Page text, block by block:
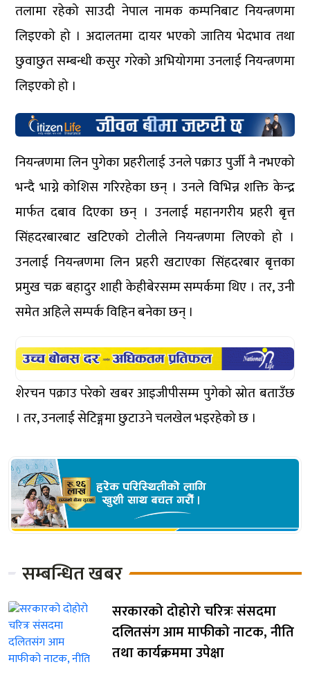
तलामा रहेको साउदी नेपाल नामक कम्पनिबाट नियन्त्रणमा
लिइएको हो । अदालतमा दायर भएको जातिय भेदभाव तथा
छुवाछुत सम्बन्धी कसुर गरेको अभियोगमा उनलाई नियन्त्रणमा
लिइएको हो ।
नियन्त्रणमा लिन पुगेका प्रहरीलाई उनले पक्राउ पुर्जी नै नभएको
भन्दै भाग्ने कोशिस गरिरहेका छन् । उनले विभिन्न शक्ति केन्द्र
मार्फत दबाव दिएका छन् । उनलाई महानगरीय प्रहरी बृत्त
सिंहदरबारबाट खटिएको टोलीले नियन्त्रणमा लिएको हो ।
उनलाई नियन्त्रणमा लिन प्रहरी खटाएका सिंहदरबार बृत्तका
प्रमुख चक्र बहादुर शाही केहीबेरसम्म सम्पर्कमा थिए । तर, उनी
समेत अहिले सम्पर्क विहिन बनेका छन् ।
शेरचन पक्राउ परेको खबर आइजीपीसम्म पुगेको स्रोत बताउँछ
। तर, उनलाई सेटिङ्गमा छुटाउने चलखेल भइरहेको छ ।
सम्बन्धित खबर
सरकारको दोहोरो चरित्रः संसदमा
दलितसंग आम माफीको नाटक, नीति
तथा कार्यक्रममा उपेक्षा